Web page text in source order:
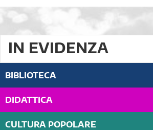
IN EVIDENZA
BIBLIOTECA
DIDATTICA
CULTURA POPOLARE